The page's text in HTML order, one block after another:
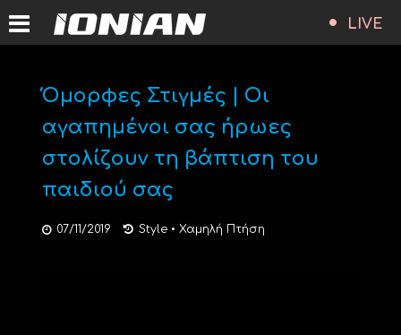
LIVE
Όμορφες Στιγμές | Οι
αγαπημένοι σας ήρωες
στολίζουν τη βάπτιση του
παιδιού σας
07/11/2019 Style • Χαμηλή Πτήση